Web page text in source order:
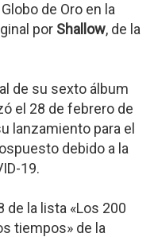
de Oro en la
por Shallow, de la
de su sexto álbum
el 28 de febrero de
lanzamiento para el
debido a la
19.
de la lista «Los 200
tiempos» de la